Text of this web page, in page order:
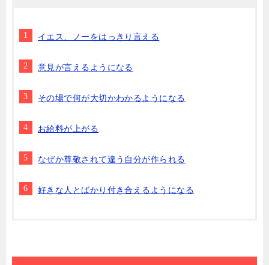
イエス、ノーをはっきり言える
意見が言えるようになる
その場で何が大切かわかるようになる
お給料が上がる
なぜか尊敬されて違う自分が作られる
好きな人とばかり付き合えるようになる